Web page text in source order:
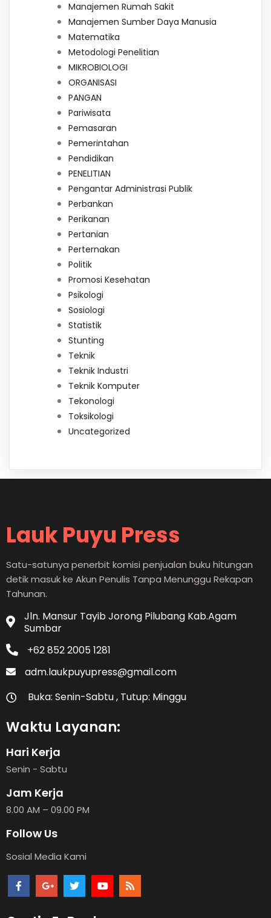
Manajemen Rumah Sakit
Manajemen Sumber Daya Manusia
Matematika
Metodologi Penelitian
MIKROBIOLOGI
ORGANISASI
PANGAN
Pariwisata
Pemasaran
Pemerintahan
Pendidikan
PENELITIAN
Pengantar Administrasi Publik
Perbankan
Perikanan
Pertanian
Perternakan
Politik
Promosi Kesehatan
Psikologi
Sosiologi
Statistik
Stunting
Teknik
Teknik Industri
Teknik Komputer
Tekonologi
Toksikologi
Uncategorized
Lauk Puyu Press
Satu-satunya penerbit komisi penjualan buku hitungan
detik masuk ke Akun Penulis Tanpa Menunggu Rekapan
Tahunan.
Jln. Mansur Tayib Jorong Pilubang Kab.Agam
Sumbar
+62 852 2005 1281
adm.laukpuyupress@gmail.com
Buka: Senin-Sabtu , Tutup: Minggu
Waktu Layanan:
Hari Kerja
Senin - Sabtu
Jam Kerja
8.00 AM – 09.00 PM
Follow Us
Sosial Media Kami